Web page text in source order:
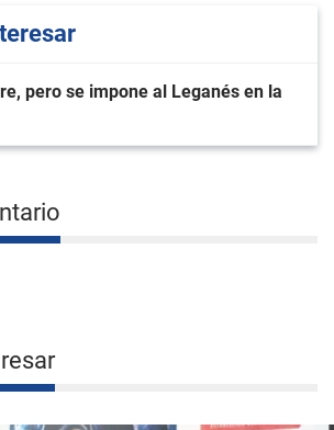
pero se impone al Leganés en la